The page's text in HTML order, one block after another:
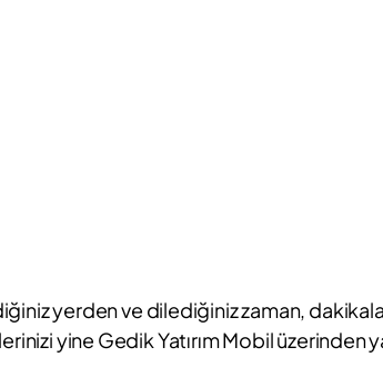
yerden ve dilediğiniz zaman,
yine Gedik Yatırım Mobil üzerinden